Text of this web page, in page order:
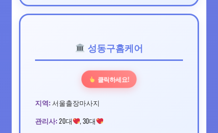
성동구홈케어
클릭하세요!
지역: 서울출장마사지
관리사: 20대 , 30대